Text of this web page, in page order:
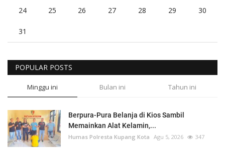
24 25 26 27 28 29 30
31
POPULAR POSTS
Minggu ini Bulan ini Tahun ini
Berpura-Pura Belanja di Kios Sambil
Memainkan Alat Kelamin,...
Humas Polresta Kupang Kota Agu 5, 2026 347